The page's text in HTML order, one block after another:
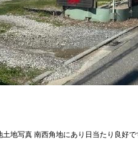
土地写真 南西角地にあり日当たり良好で